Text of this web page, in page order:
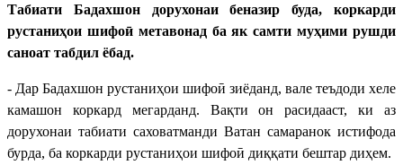
Табиати Бадахшон дорухонаи беназир буда, коркарди
рустаниҳои шифоӣ метавонад ба як самти муҳими рушди
саноат табдил ёбад.
- Дар Бадахшон рустаниҳои шифоӣ зиёданд, вале теъдоди хеле
камашон коркард мегарданд. Вақти он расидааст, ки аз
дорухонаи табиати саховатманди Ватан самаранок истифода
бурда, ба коркарди рустаниҳои шифоӣ диққати бештар диҳем.